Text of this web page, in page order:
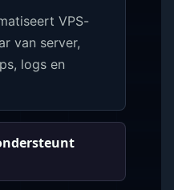
VPS-
van server,
logs en